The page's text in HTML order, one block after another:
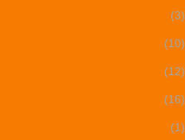
(3)
(10)
(12)
(16)
(1)